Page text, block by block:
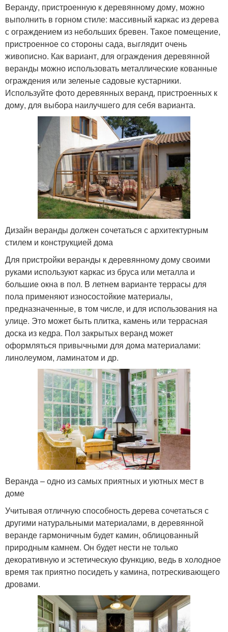
Веранду, пристроенную к деревянному дому, можно
выполнить в горном стиле: массивный каркас из дерева
с ограждением из небольших бревен. Такое помещение,
пристроенное со стороны сада, выглядит очень
живописно. Как вариант, для ограждения деревянной
веранды можно использовать металлические кованные
ограждения или зеленые садовые кустарники.
Используйте фото деревянных веранд, пристроенных к
дому, для выбора наилучшего для себя варианта.
Дизайн веранды должен сочетаться с архитектурным
стилем и конструкцией дома
Для пристройки веранды к деревянному дому своими
руками используют каркас из бруса или металла и
большие окна в пол. В летнем варианте террасы для
пола применяют износостойкие материалы,
предназначенные, в том числе, и для использования на
улице. Это может быть плитка, камень или террасная
доска из кедра. Пол закрытых веранд может
оформляться привычными для дома материалами:
линолеумом, ламинатом и др.
Веранда – одно из самых приятных и уютных мест в
доме
Учитывая отличную способность дерева сочетаться с
другими натуральными материалами, в деревянной
веранде гармоничным будет камин, облицованный
природным камнем. Он будет нести не только
декоративную и эстетическую функцию, ведь в холодное
время так приятно посидеть у камина, потрескивающего
дровами.